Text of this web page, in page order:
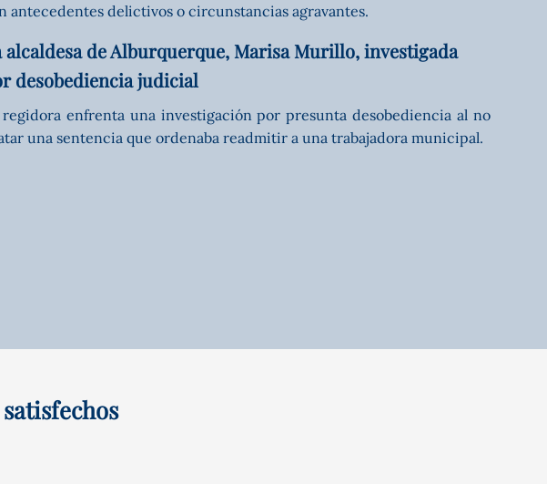
antecedentes delictivos o circunstancias agravantes.
alcaldesa de Alburquerque, Marisa Murillo, investigada
desobediencia judicial
regidora enfrenta una investigación por presunta desobediencia al no
una sentencia que ordenaba readmitir a una trabajadora municipal.